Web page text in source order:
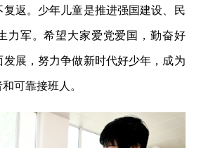
返。少年儿童是推进强国建设、民
力军。希望大家爱党爱国，勤奋好
展，努力争做新时代好少年，成为
可靠接班人。